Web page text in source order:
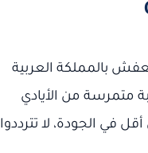
بالمملكة العربية
متمرسة من الأيادي
في الجودة، لا تترددوا